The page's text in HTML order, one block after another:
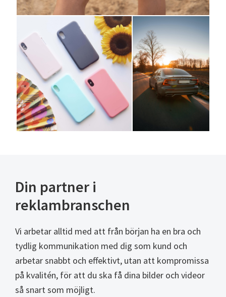
Din partner i
reklambranschen
Vi arbetar alltid med att från början ha en bra och
tydlig kommunikation med dig som kund och
arbetar snabbt och effektivt, utan att kompromissa
på kvalitén, för att du ska få dina bilder och videor
så snart som möjligt.